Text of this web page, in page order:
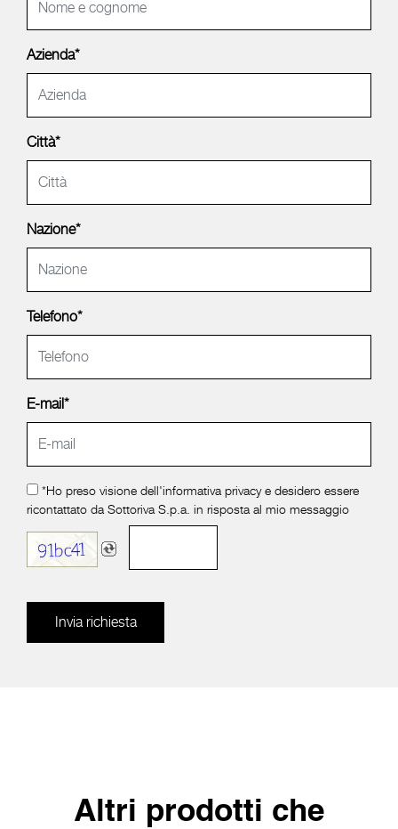
Azienda*
Città*
Nazione*
Telefono*
E-mail*
*Ho preso visione dell'informativa privacye desidero essere
ricontattato da Sottoriva S.p.a. in risposta al mio messaggio
Invia richiesta
Altri prodotti che